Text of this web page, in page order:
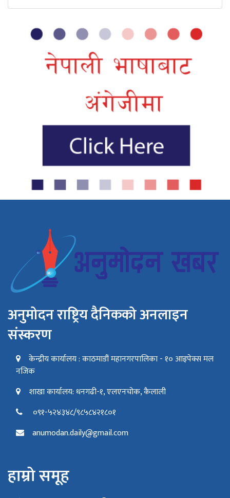
अनुमोदन राष्ट्रिय दैनिकको अनलाइन
संस्करण
केन्द्रीय कार्यालय : काठमाडौं महानगरपालिका - १० आइपेक्स मल
नजिक
शाखा कार्यालय: धनगढी-१, एलएनचोक, कैलाली
०९१-५२४३४८/९८५८४२१८०१
anumodan.daily@gmail.com
हाम्रो समूह